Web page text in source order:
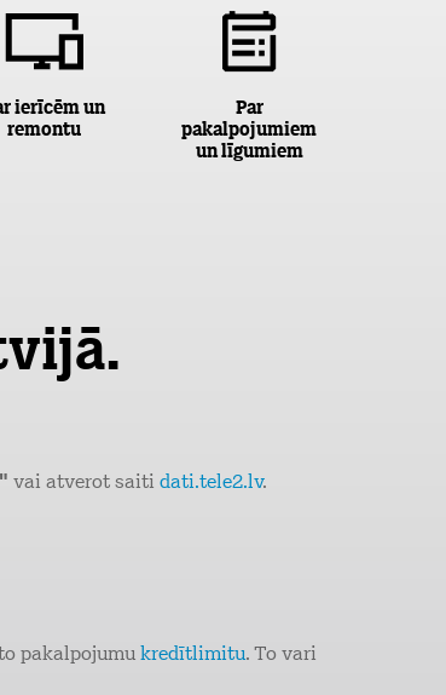
ierīcēm un
remontu
Par
pakalpojumiem
un līgumiem
vai atverot saiti dati.tele2.lv.
pakalpojumu kredītlimitu. To vari